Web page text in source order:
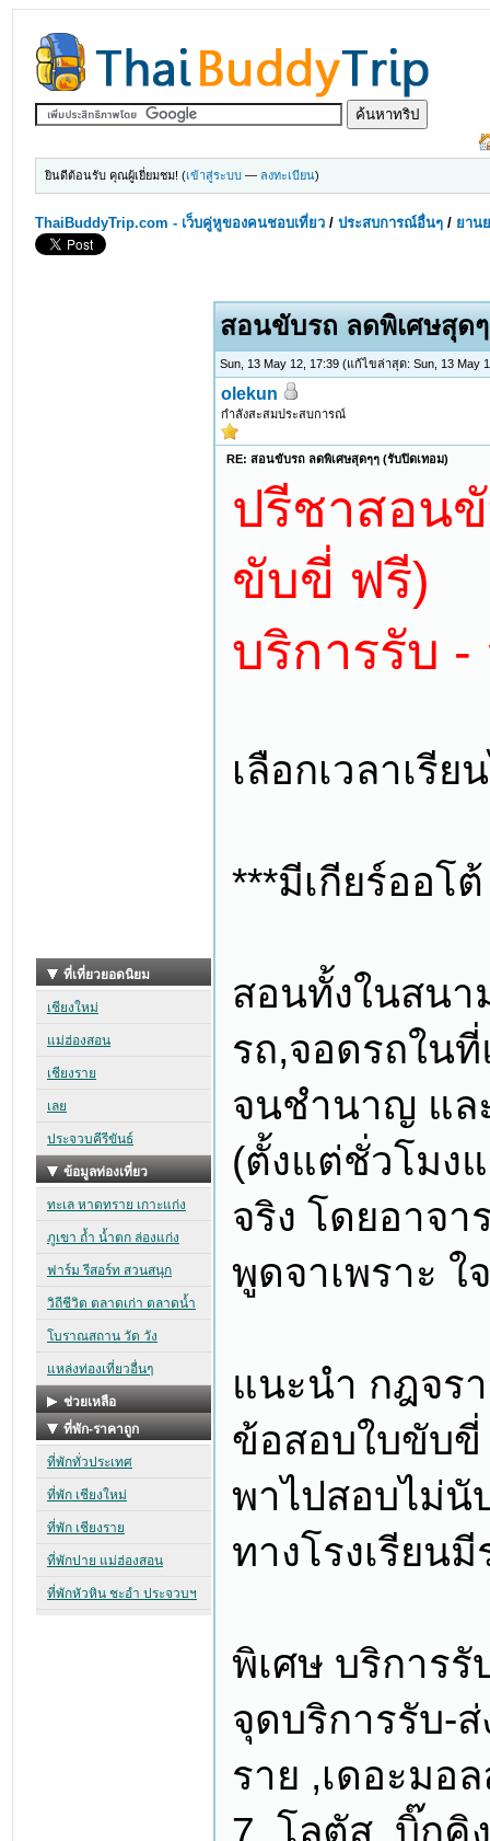
ยินดีต้อนรับ คุณผู้เยี่ยมชม! (เข้าสู่ระบบ — ลงทะเบียน)
ThaiBuddyTrip.com - เว็บคู่หูของคนชอบเที่ยว /ประสบการณ์อื่นๆ / ยาน
สอนขับรถ ลดพิเศษสุด
Sun, 13 May 12, 17:39(แก้ไขล่าสุด: Sun, 13 May
olekun
กำลังสะสมประสบการณ์
RE: สอนขับรถ ลดพิเศษสุดๆๆ (รับปิดเทอม)
ปรีชาสอน
ขับขี่ ฟรี)
บริการรับ
เลือกเวลาเรี
***มีเกียร์ออโ
สอนทั้งในสนา
รถ,จอดรถใน
จนชำนาญ แล
(ตั้งแต่ชั่วโมง
จริง โดยอาจ
พูดจาเพราะ ใ
แนะนำ กฎจร
ข้อสอบใบขับขี่
พาไปสอบไม่นั
ทางโรงเรียน
พิเศษ บริการ
จุดบริการรับ-
ราย ,เดอะมอ
7, โลตัส, บิ๊กคิ